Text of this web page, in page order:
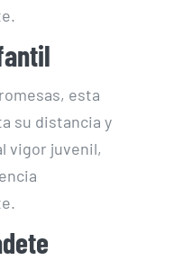
esta
su distancia y
vigor juvenil,